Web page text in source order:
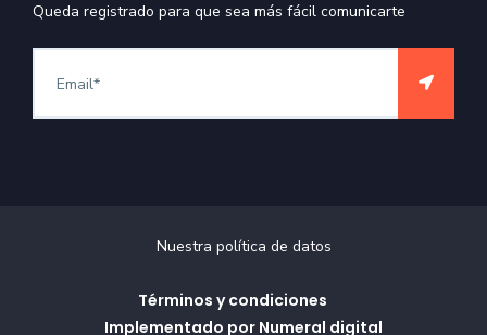
Queda registrado para que sea más fácil comunicarte
Nuestra política de datos
Términos y condiciones
Implementado por Numeral digital